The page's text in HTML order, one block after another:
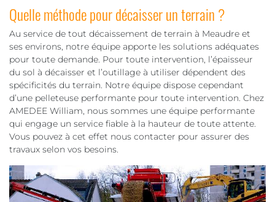
Quelle méthode pour décaisser un terrain ?
Au service de tout décaissement de terrain à Meaudre et
ses environs, notre équipe apporte les solutions adéquates
pour toute demande. Pour toute intervention, l’épaisseur
du sol à décaisser et l’outillage à utiliser dépendent des
spécificités du terrain. Notre équipe dispose cependant
d’une pelleteuse performante pour toute intervention. Chez
AMEDEE William, nous sommes une équipe performante
qui engage un service fiable à la hauteur de toute attente.
Vous pouvez à cet effet nous contacter pour assurer des
travaux selon vos besoins.